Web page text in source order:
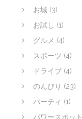
お城 (3)
お試し (1)
グルメ (4)
スポーツ (4)
ドライブ (4)
のんびり (23)
パーティ (1)
パワースポット